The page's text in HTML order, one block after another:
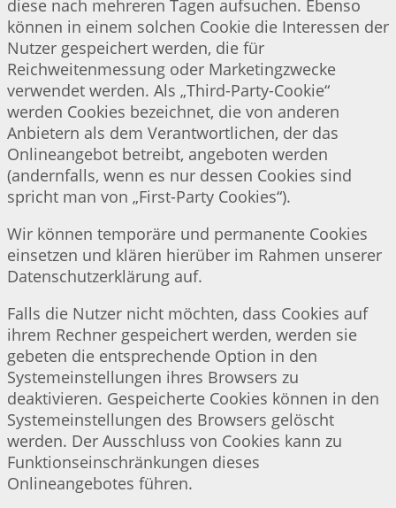
diese nach mehreren Tagen aufsuchen. Ebenso
können in einem solchen Cookie die Interessen der
Nutzer gespeichert werden, die für
Reichweitenmessung oder Marketingzwecke
verwendet werden. Als „Third-Party-Cookie“
werden Cookies bezeichnet, die von anderen
Anbietern als dem Verantwortlichen, der das
Onlineangebot betreibt, angeboten werden
(andernfalls, wenn es nur dessen Cookies sind
spricht man von „First-Party Cookies“).
Wir können temporäre und permanente Cookies
einsetzen und klären hierüber im Rahmen unserer
Datenschutzerklärung auf.
Falls die Nutzer nicht möchten, dass Cookies auf
ihrem Rechner gespeichert werden, werden sie
gebeten die entsprechende Option in den
Systemeinstellungen ihres Browsers zu
deaktivieren. Gespeicherte Cookies können in den
Systemeinstellungen des Browsers gelöscht
werden. Der Ausschluss von Cookies kann zu
Funktionseinschränkungen dieses
Onlineangebotes führen.